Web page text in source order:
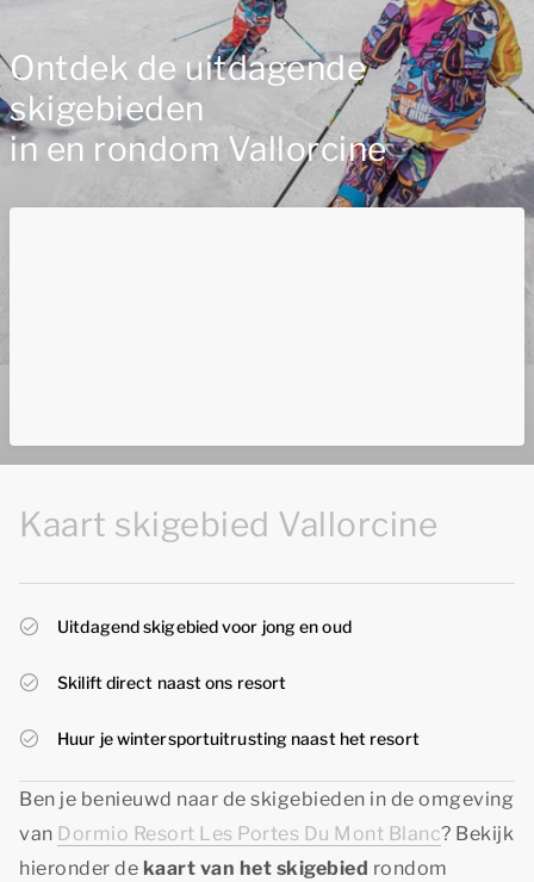
Ontdek de uitdagende
skigebieden
in en rondom Vallorcine
Kaart skigebied Vallorcine
Uitdagend skigebied voor jong en oud
Skilift direct naast ons resort
Huur je wintersportuitrusting naast het resort
Ben je benieuwd naar de skigebieden in de omgeving
van Dormio Resort Les Portes Du Mont Blanc? Bekijk
hieronder de kaart van het skigebied rondom